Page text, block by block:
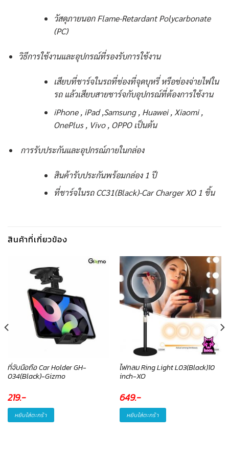
วัสดุภายนอก Flame-Retardant Polycarbonate
(PC)
วิธีการใช้งานและอุปกรณ์ที่รองรับการใช้งาน
เสียบที่ชาร์จในรถที่ช่องที่จุดบุหรี่ หรือช่องจ่ายไฟใน
รถ แล้วเสียบสายชาร์จกับอุปกรณ์ที่ต้องการใช้งาน
iPhone , iPad ,Samsung , Huawei , Xiaomi ,
OnePlus , Vivo , OPPO เป็นต้น
การรับประกันและอุปกรณ์ภายในกล่อง
สินค้ารับประกันพร้อมกล่อง 1 ปี
ที่ชาร์จในรถ CC31(Black)-Car Charger XO 1 ชิ้น
สินค้าที่เกี่ยวข้อง
ที่จับมือถือ Car Holder GH-
034(Black)-Gizmo
219.-
หยิบใส่ตะกร้า
ไฟกลม Ring Light L03(Black)10
inch-XO
649.-
หยิบใส่ตะกร้า